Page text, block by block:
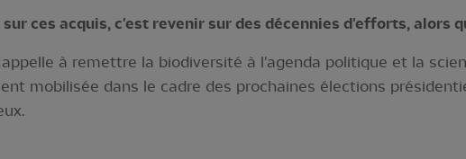
sur ces acquis, c'est revenir sur des décennies d'efforts, alors
appelle à remettre la biodiversité à l'agenda politique et la
mobilisée dans le cadre des prochaines élections